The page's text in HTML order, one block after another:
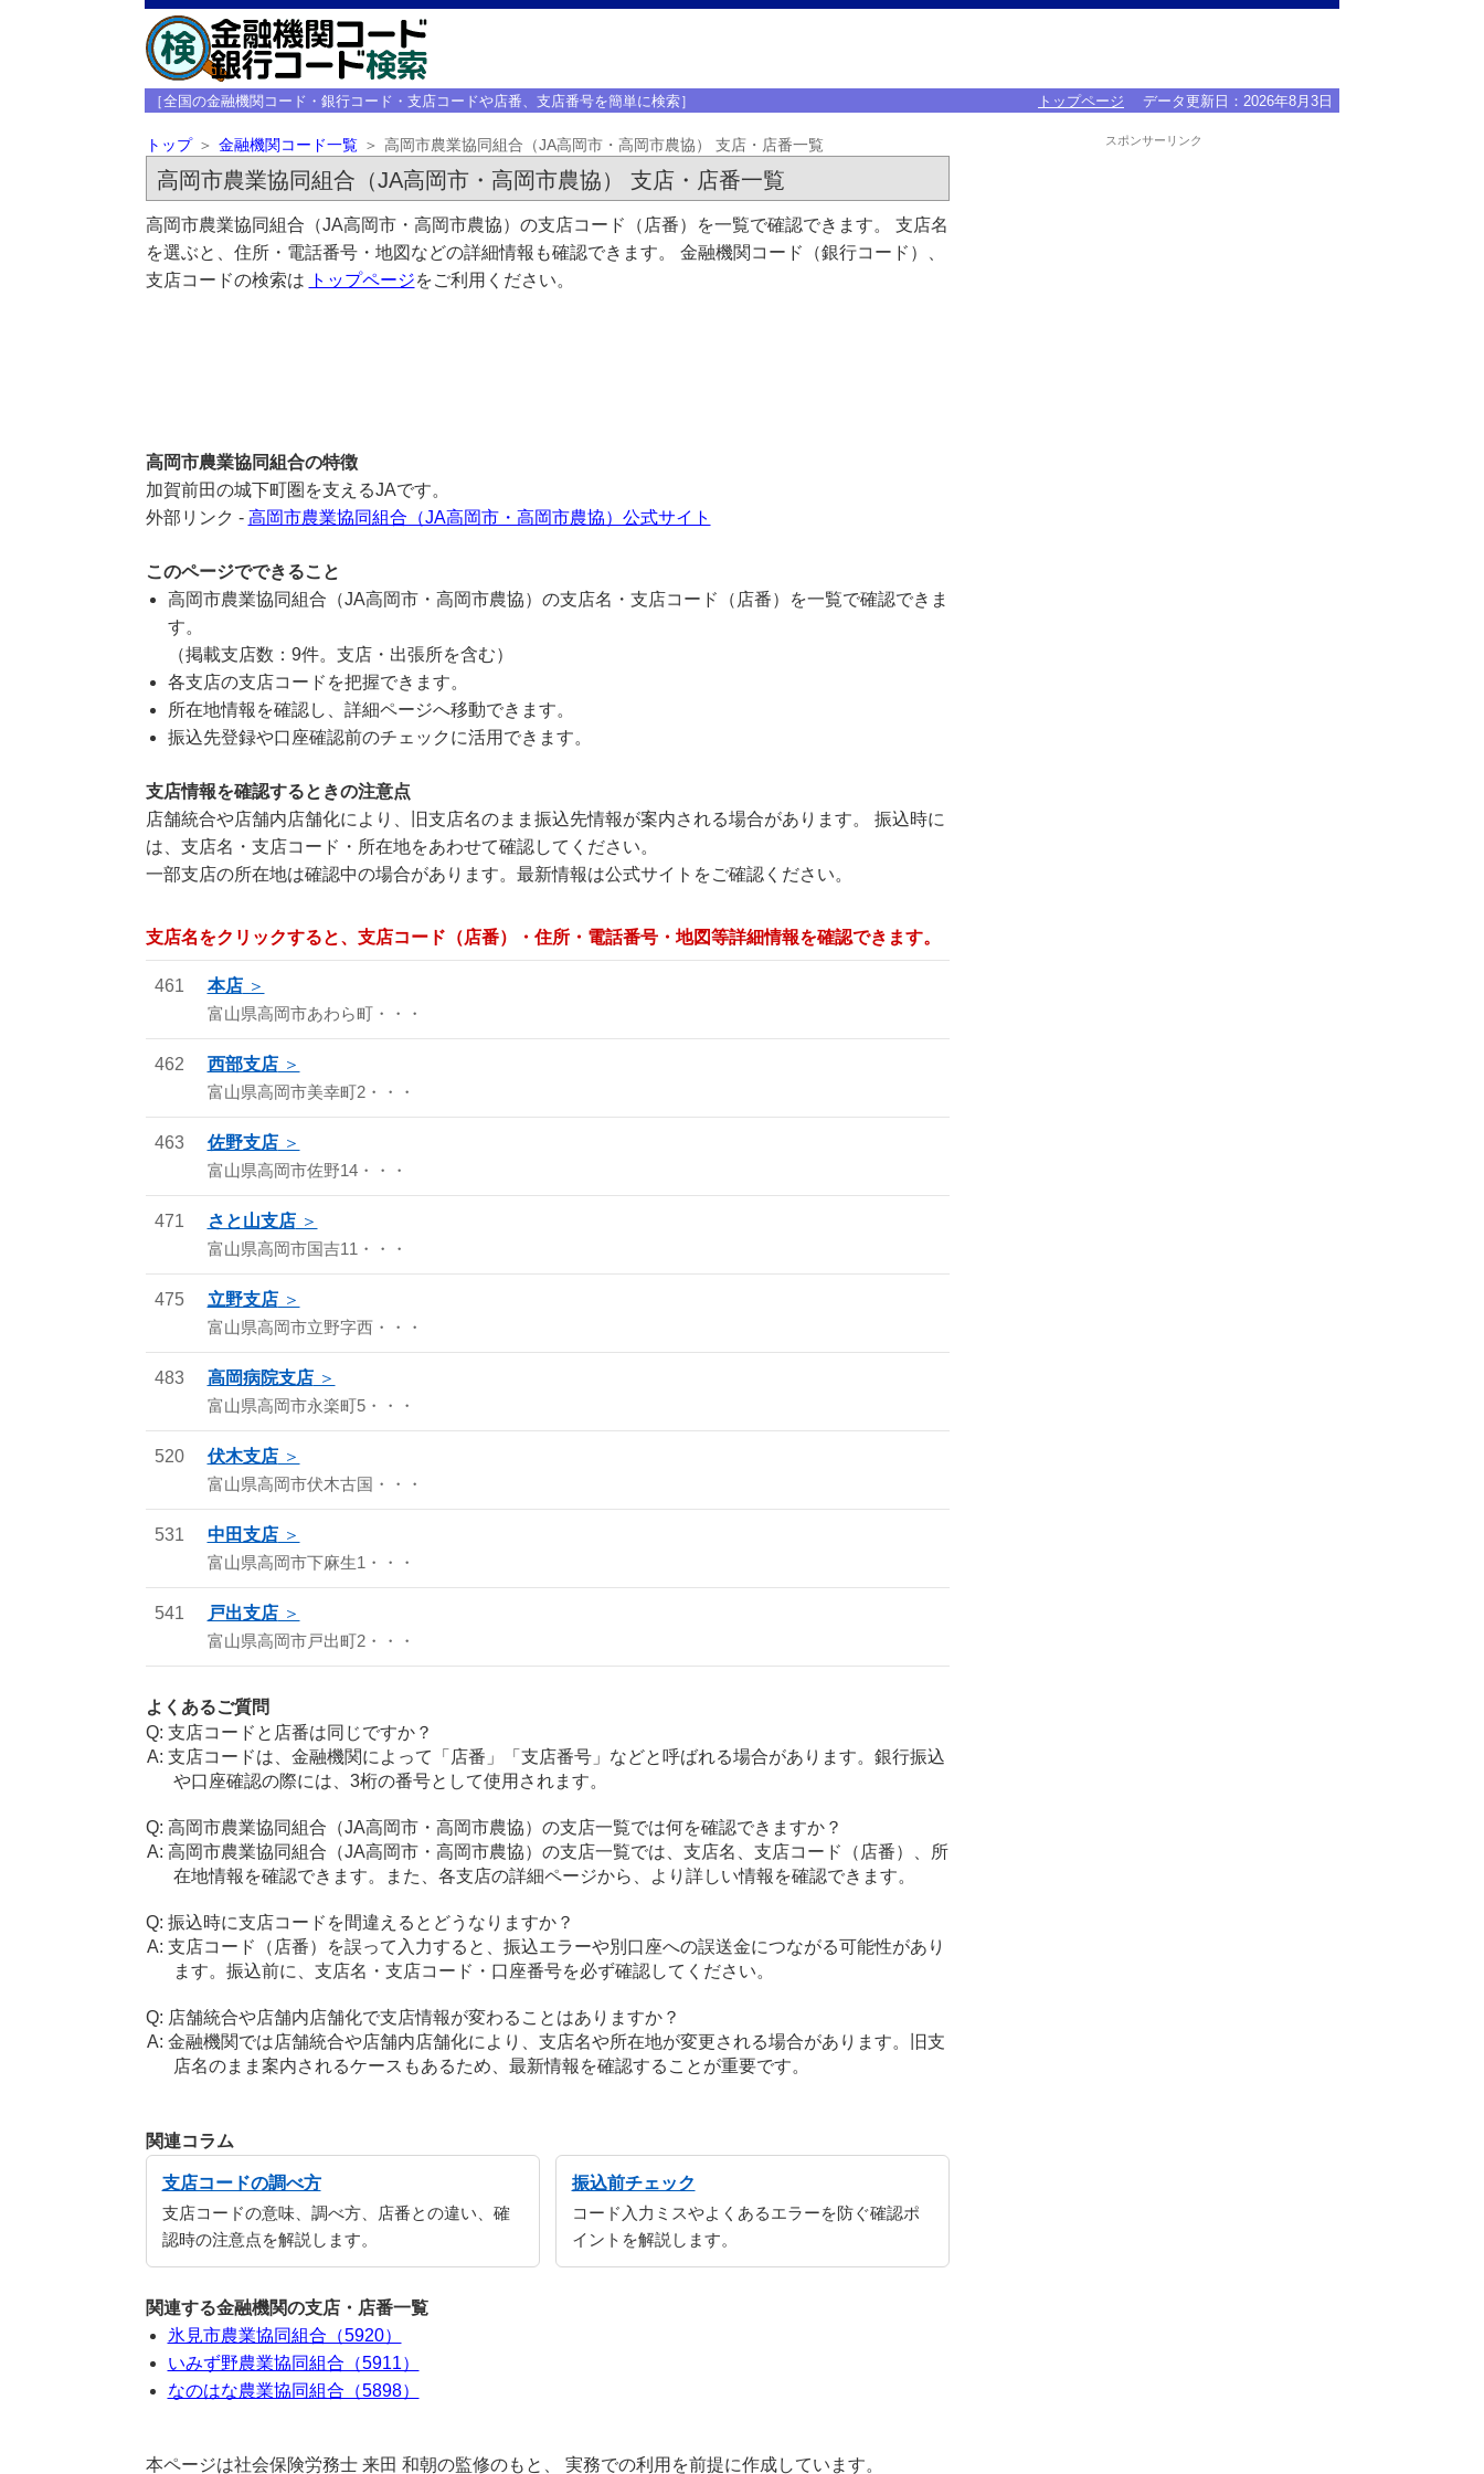
［全国の金融機関コード・銀行コード・支店コードや店番、支店番号を簡単に検索］ トップページ データ更新日： 2026年8月3日
トップ 金融機関コード一覧 高岡市農業協同組合（JA高岡市・高岡市農協） 支店・店番一覧
高岡市農業協同組合（JA高岡市・高岡市農協） 支店・店番一覧
高岡市農業協同組合（JA高岡市・高岡市農協）の支店コード（店番）を一覧で確認できます。 支店名
を選ぶと、住所・電話番号・地図などの詳細情報も確認できます。 金融機関コード（銀行コード）、
支店コードの検索は
トップページをご利用ください。
高岡市農業協同組合の特徴
加賀前田の城下町圏を支えるJAです。
外部リンク - 高岡市農業協同組合（JA高岡市・高岡市農協）公式サイト
このページでできること
高岡市農業協同組合（JA高岡市・高岡市農協）の支店名・支店コード（店番）を一覧で確認できま
す。
（掲載支店数：9件。支店・出張所を含む）
各支店の支店コードを把握できます。
所在地情報を確認し、詳細ページへ移動できます。
振込先登録や口座確認前のチェックに活用できます。
支店情報を確認するときの注意点
店舗統合や店舗内店舗化により、旧支店名のまま振込先情報が案内される場合があります。 振込時に
は、支店名・支店コード・所在地をあわせて確認してください。
一部支店の所在地は確認中の場合があります。最新情報は公式サイトをご確認ください。
支店名をクリックすると、支店コード（店番）・住所・電話番号・地図等詳細情報を確認できます。
461 本店
富山県高岡市あわら町・・・
462 西部支店
富山県高岡市美幸町2・・・
463 佐野支店
富山県高岡市佐野14・・・
471 さと山支店
富山県高岡市国吉11・・・
475 立野支店
富山県高岡市立野字西・・・
483 高岡病院支店
富山県高岡市永楽町5・・・
520 伏木支店
富山県高岡市伏木古国・・・
531 中田支店
富山県高岡市下麻生1・・・
541 戸出支店
富山県高岡市戸出町2・・・
よくあるご質問
支店コードと店番は同じですか？
支店コードは、金融機関によって「店番」「支店番号」などと呼ばれる場合があります。銀行振込
や口座確認の際には、3桁の番号として使用されます。
高岡市農業協同組合（JA高岡市・高岡市農協）の支店一覧では何を確認できますか？
高岡市農業協同組合（JA高岡市・高岡市農協）の支店一覧では、支店名、支店コード（店番）、所
在地情報を確認できます。また、各支店の詳細ページから、より詳しい情報を確認できます。
振込時に支店コードを間違えるとどうなりますか？
支店コード（店番）を誤って入力すると、振込エラーや別口座への誤送金につながる可能性があり
ます。振込前に、支店名・支店コード・口座番号を必ず確認してください。
店舗統合や店舗内店舗化で支店情報が変わることはありますか？
金融機関では店舗統合や店舗内店舗化により、支店名や所在地が変更される場合があります。旧支
店名のまま案内されるケースもあるため、最新情報を確認することが重要です。
関連コラム
支店コードの調べ方
支店コードの意味、調べ方、店番との違い、確
認時の注意点を解説します。
振込前チェック
コード入力ミスやよくあるエラーを防ぐ確認ポ
イントを解説します。
関連する金融機関の支店・店番一覧
氷見市農業協同組合（5920）
いみず野農業協同組合（5911）
なのはな農業協同組合（5898）
本ページは社会保険労務士 来田 和朝の監修のもと、 実務での利用を前提に作成しています。
スポンサーリンク